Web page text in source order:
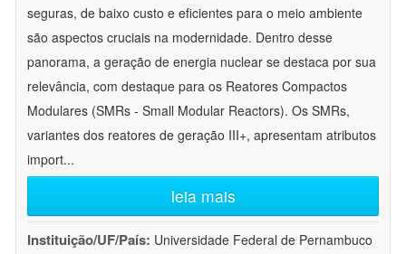
seguras, de baixo custo e eficientes para o meio ambiente
são aspectos cruciais na modernidade. Dentro desse
panorama, a geração de energia nuclear se destaca por sua
relevância, com destaque para os Reatores Compactos
Modulares (SMRs - Small Modular Reactors). Os SMRs,
variantes dos reatores de geração III+, apresentam atributos
import...
leia mais
Instituição/UF/País: Universidade Federal de Pernambuco